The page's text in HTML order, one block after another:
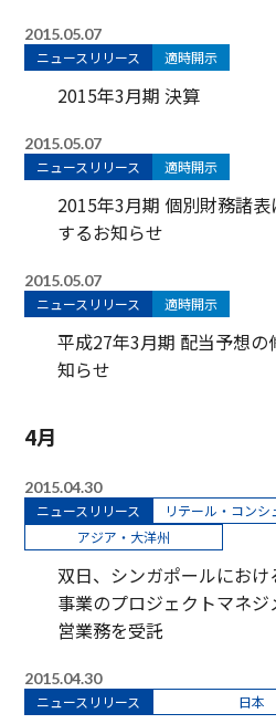
2015.05.07
ニュースリリース
適時開示
2015年3月期 決算
2015.05.07
ニュースリリース
適時開示
2015年3月期 個別財務諸
するお知らせ
2015.05.07
ニュースリリース
適時開示
平成27年3月期 配当予想
知らせ
4月
2015.04.30
ニュースリリース
リテール・コン
アジア・大洋州
双日、シンガポールにお
事業のプロジェクトマネ
営業務を受託
2015.04.30
ニュースリリース
日本